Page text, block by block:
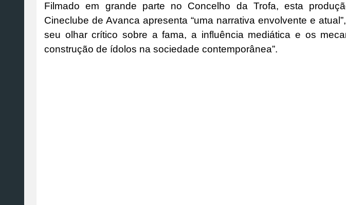
Filmado em grande parte no Concelho da Trofa, esta
Cineclube de Avanca apresenta “uma narrativa envolvente e
seu olhar crítico sobre a fama, a influência mediática e os
construção de ídolos na sociedade contemporânea”.